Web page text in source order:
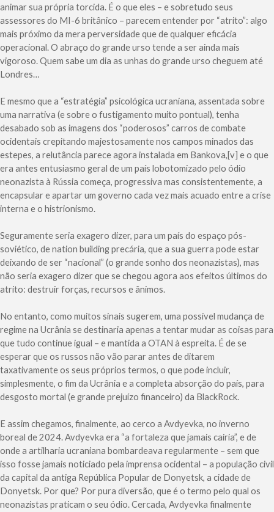
animar sua própria torcida. É o que eles – e sobretudo seus
assessores do MI-6 britânico – parecem entender por “atrito”: algo
mais próximo da mera perversidade que de qualquer eficácia
operacional. O abraço do grande urso tende a ser ainda mais
vigoroso. Quem sabe um dia as unhas do grande urso cheguem até
Londres…
E mesmo que a “estratégia” psicológica ucraniana, assentada sobre
uma narrativa (e sobre o fustigamento muito pontual), tenha
desabado sob as imagens dos “poderosos” carros de combate
ocidentais crepitando majestosamente nos campos minados das
estepes, a relutância parece agora instalada em Bankova,[v] e o que
era antes entusiasmo geral de um país lobotomizado pelo ódio
neonazista à Rússia começa, progressiva mas consistentemente, a
encapsular e apartar um governo cada vez mais acuado entre a crise
interna e o histrionismo.
Seguramente seria exagero dizer, para um país do espaço pós-
soviético, de nation building precária, que a sua guerra pode estar
deixando de ser “nacional” (o grande sonho dos neonazistas), mas
não seria exagero dizer que se chegou agora aos efeitos últimos do
atrito: destruir forças, recursos e ânimos.
No entanto, como muitos sinais sugerem, uma possível mudança de
regime na Ucrânia se destinaria apenas a tentar mudar as coisas para
que tudo continue igual – e mantida a OTAN à espreita. É de se
esperar que os russos não vão parar antes de ditarem
taxativamente os seus próprios termos, o que pode incluir,
simplesmente, o fim da Ucrânia e a completa absorção do país, para
desgosto mortal (e grande prejuízo financeiro) da BlackRock.
E assim chegamos, finalmente, ao cerco a Avdyevka, no inverno
boreal de 2024. Avdyevka era “a fortaleza que jamais cairia”, e de
onde a artilharia ucraniana bombardeava regularmente – sem que
isso fosse jamais noticiado pela imprensa ocidental – a população civil
da capital da antiga República Popular de Donyetsk, a cidade de
Donyetsk. Por que? Por pura diversão, que é o termo pelo qual os
neonazistas praticam o seu ódio. Cercada, Avdyevka finalmente